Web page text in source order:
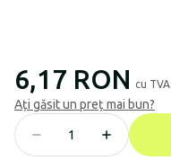
6,17 RON cu TVA
Ați găsit un preț mai bun?